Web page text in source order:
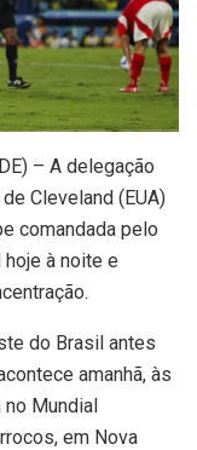
– A delegação
Cleveland (EUA)
comandada pelo
à noite e
do Brasil antes
amanhã, às
no Mundial
em Nova